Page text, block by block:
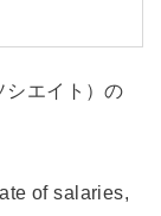
シエイト）の
of salaries,